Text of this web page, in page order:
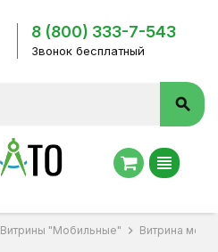
8 (800) 333-7-543
Звонок бесплатный
search
view_headline
Витрины "Мобильные" chevron_right Витрина